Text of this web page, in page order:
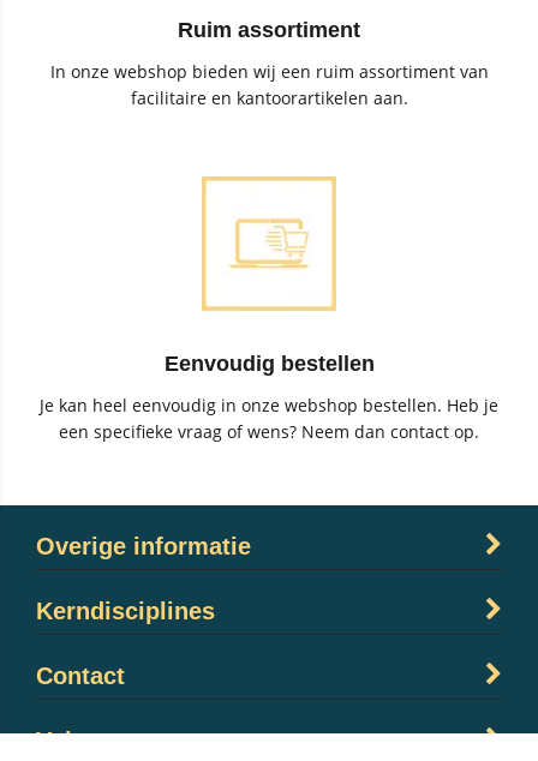
Ruim assortiment
In onze webshop bieden wij een ruim assortiment van
facilitaire en kantoorartikelen aan.
Eenvoudig bestellen
Je kan heel eenvoudig in onze webshop bestellen. Heb je
een specifieke vraag of wens? Neem dan contact op.
Overige informatie
Kerndisciplines
Contact
Volg ons